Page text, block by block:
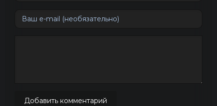
Добавить комментарий